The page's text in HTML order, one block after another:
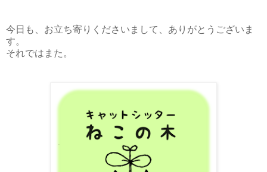
今日も、お立ち寄りくださいまして、ありがとうございま
す。
それではまた。